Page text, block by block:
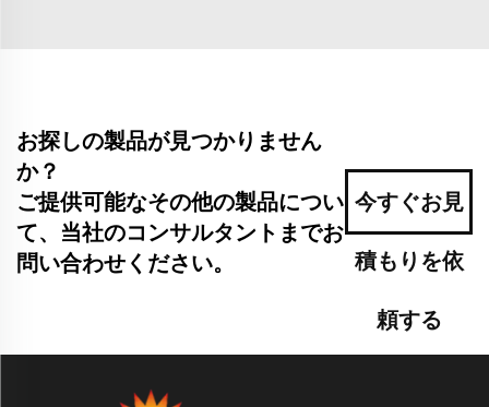
お探しの製品が見つかりません
か？
ご提供可能なその他の製品につい
て、当社のコンサルタントまでお
問い合わせください。
今すぐお見
積もりを依
頼する